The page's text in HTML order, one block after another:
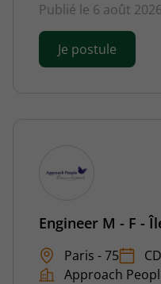
Publié le 6 août 2026
Je postule
Engineer M - F -
Paris - 75
Approach